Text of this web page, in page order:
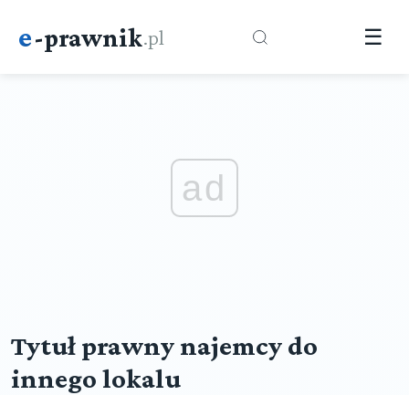
e-prawnik.pl ☰
ad
Tytuł prawny najemcy do
innego lokalu